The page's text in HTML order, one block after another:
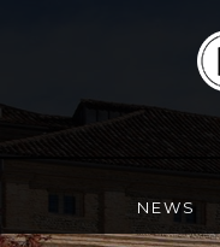
NEWS